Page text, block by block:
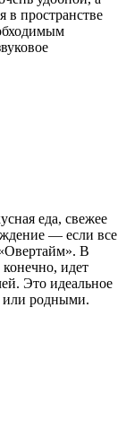
в пространстве
еда, свежее
— если все
В
идет
Это идеальное
или родными.